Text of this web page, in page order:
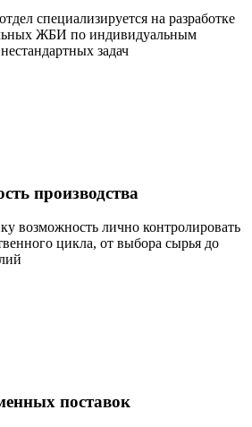
специализируется на разработке
ЖБИ по индивидуальным
задач
производства
возможность лично контролировать
цикла, от выбора сырья до
поставок